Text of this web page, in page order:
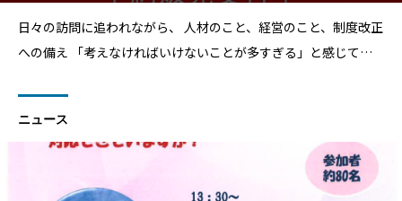
日々の訪問に追われながら、 人材のこと、経営のこと、制度改正
への備え―― 「考えなければいけないことが多すぎる」と感じてい
保険外訪問看護のルールづくり、そして“ひとりで抱え込まない
経営”への転換。 訪問看護を取り巻く環境は
ニュース